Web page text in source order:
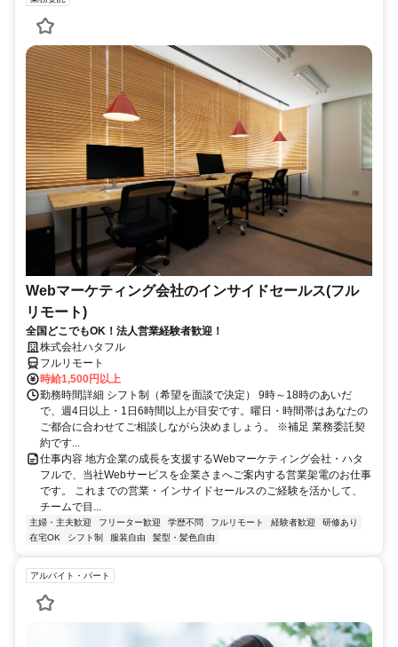
Webマーケティング会社のインサイドセールス(フル
リモート)
全国どこでもOK！法人営業経験者歓迎！
株式会社ハタフル
フルリモート
時給1,500円以上
勤務時間詳細 シフト制（希望を面談で決定） 9時～18時のあいだ
で、週4日以上・1日6時間以上が目安です。曜日・時間帯はあなたの
ご都合に合わせてご相談しながら決めましょう。 ※補足 業務委託契
約です...
仕事内容 地方企業の成長を支援するWebマーケティング会社・ハタ
フルで、当社Webサービスを企業さまへご案内する営業架電のお仕事
です。 これまでの営業・インサイドセールスのご経験を活かして、
チームで目...
主婦・主夫歓迎 フリーター歓迎 学歴不問 フルリモート 経験者歓迎
研修あり
在宅OK
シフト制 服装自由 髪型・髪色自由
アルバイト・パート